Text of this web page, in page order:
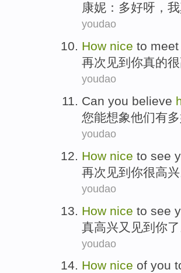
康妮 ： 多好呀 ， 我
youdao
How nice to meet
再次 见到 你真的很
youdao
Can you believe
您能想象他们有多
youdao
How nice to see
再次 见到 你很高兴
youdao
How nice to see
真高兴又 见到 你了
youdao
How nice of you